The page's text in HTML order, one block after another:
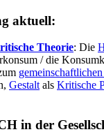
aktuell:
Theorie: Die
/ die
Gestaltals Kritische
in der